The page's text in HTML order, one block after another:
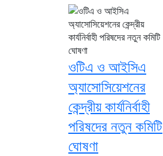
ওটিএ ও আইসিএ
অ্যাসোসিয়েশনের
কেন্দ্রীয় কার্যনির্বাহী
পরিষদের নতুন কমিটি
ঘোষণা